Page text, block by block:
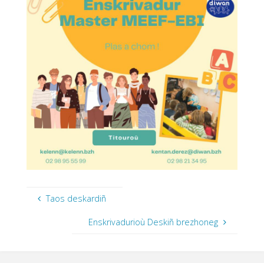
Taos deskardiñ
Enskrivadurioù Deskiñ brezhoneg